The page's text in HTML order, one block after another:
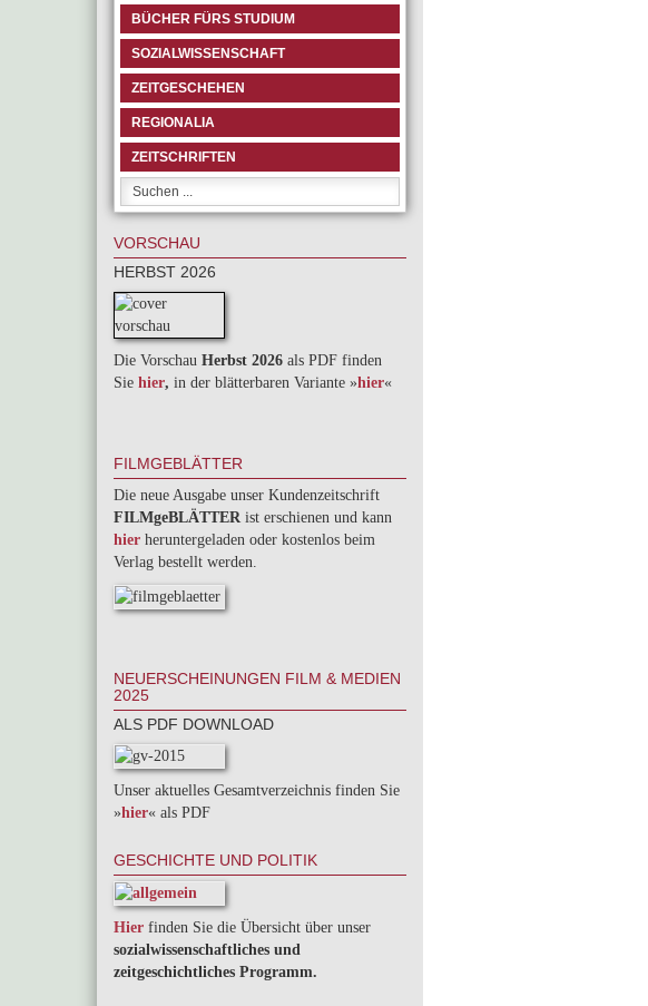
BÜCHER FÜRS STUDIUM
SOZIALWISSENSCHAFT
ZEITGESCHEHEN
REGIONALIA
ZEITSCHRIFTEN
VORSCHAU
HERBST 2026
Die Vorschau Herbst 2026 als PDF finden
Sie hier, in der blätterbaren Variante »hier«
FILMGEBLÄTTER
Die neue Ausgabe unser Kundenzeitschrift
FILMgeBLÄTTER ist erschienen und kann
hier heruntergeladen oder kostenlos beim
Verlag bestellt werden.
NEUERSCHEINUNGEN FILM & MEDIEN
2025
ALS PDF DOWNLOAD
Unser aktuelles Gesamtverzeichnis finden Sie
»hier« als PDF
GESCHICHTE UND POLITIK
Hier finden Sie die Übersicht über unser
sozialwissenschaftliches und
zeitgeschichtliches Programm.